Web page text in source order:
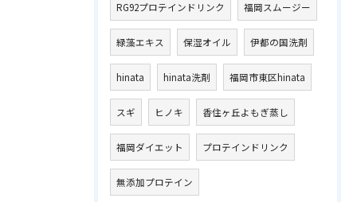
RG92プロテインドリンク 福岡スムージー
緑藻エキス 保湿オイル 伊都の国洗剤
hinata hinata洗剤 福岡市東区hinata
スギ ヒノキ 香住ヶ丘よもぎ蒸し
福岡ダイエット プロテインドリンク
無添加プロテイン